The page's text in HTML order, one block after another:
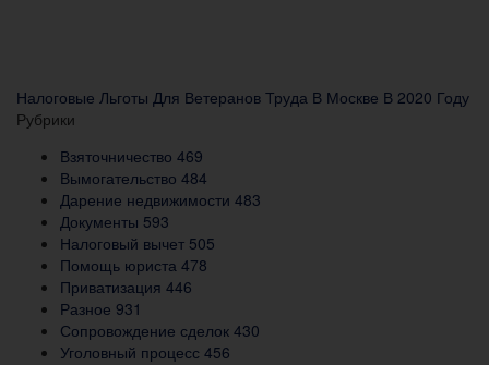
Налоговые Льготы Для Ветеранов Труда В Москве В 2020 Году
Рубрики
Взяточничество 469
Вымогательство 484
Дарение недвижимости 483
Документы 593
Налоговый вычет 505
Помощь юриста 478
Приватизация 446
Разное 931
Сопровождение сделок 430
Уголовный процесс 456